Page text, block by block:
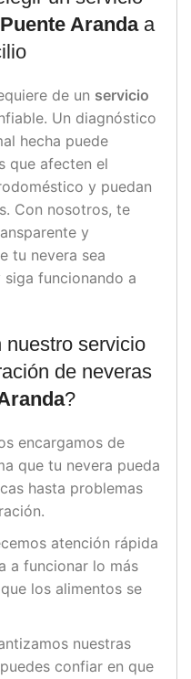
Puente Arandaa
de un servicio
Un diagnóstico
hecha puede
que afecten el
y puedan
Con nosotros, te
y
tu nevera sea
funcionando a
nuestro servicio
de neveras
?
encargamos de
que tu nevera pueda
hasta problemas
atención rápida
a funcionar lo más
los alimentos se
nuestras
confiar en que